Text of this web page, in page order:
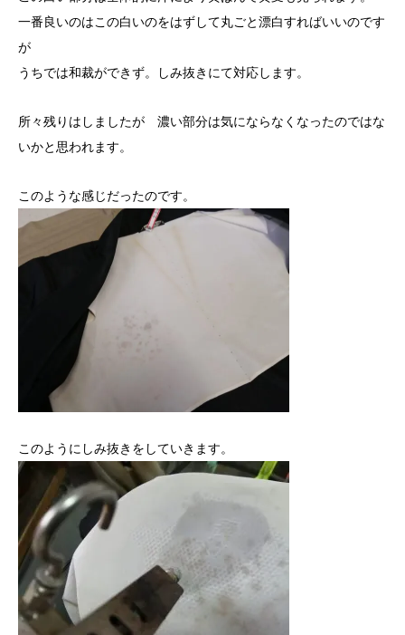
一番良いのはこの白いのをはずして丸ごと漂白すればいいのです
が
うちでは和裁ができず。しみ抜きにて対応します。
所々残りはしましたが 濃い部分は気にならなくなったのではな
いかと思われます。
このような感じだったのです。
このようにしみ抜きをしていきます。